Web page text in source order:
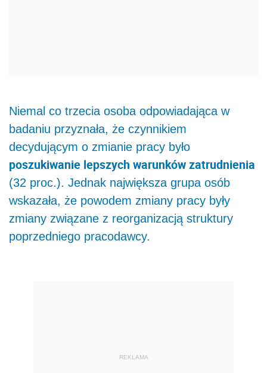
Niemal co trzecia osoba odpowiadająca w
badaniu przyznała, że czynnikiem
decydującym o zmianie pracy było
poszukiwanie lepszych warunków zatrudnienia
(32 proc.). Jednak największa grupa osób
wskazała, że powodem zmiany pracy były
zmiany związane z reorganizacją struktury
poprzedniego pracodawcy.
REKLAMA